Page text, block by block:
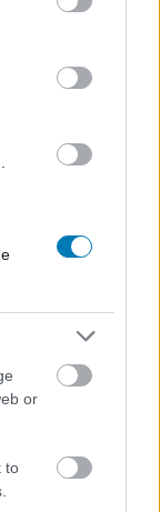
party tags to
below Google
or
to
az itch.io
legnagyobb
kínál
gazdagodjon a
is kockára
nyár legjobb